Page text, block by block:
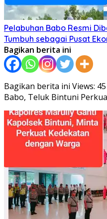
Pelabuhan Babo Resmi
Tumbuh sebagai Pusat
Bagikan berita ini
Bagikan berita ini Views:
Babo, Teluk Bintuni